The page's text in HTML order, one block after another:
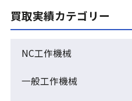
買取実績カテゴリー
NC工作機械
一般工作機械